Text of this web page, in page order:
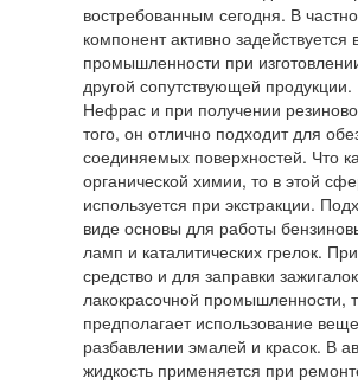
востребованным сегодня. В
компонент активно задействуется
промышленности при
другой сопутствующей
Нефрас и при получении
того, он отлично подходит для
соединяемых поверхностей. Что
органической химии, то в этой
используется при экстракции.
виде основы для работы
ламп и каталитических грелок.
средство и для заправки
лакокрасочной промышленности,
предполагает использование
разбавлении эмалей и красок. В
жидкость применяется при